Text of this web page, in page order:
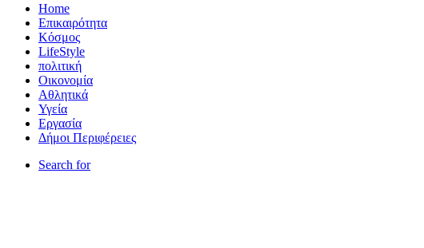
Home
Επικαιρότητα
Κόσμος
LifeStyle
πολιτική
Οικονομία
Αθλητικά
Υγεία
Εργασία
Δήμοι Περιφέρειες
Search for